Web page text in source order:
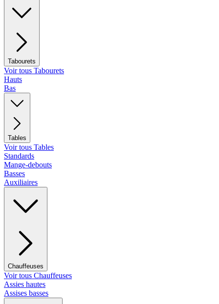
Tabourets
Voir tous Tabourets
Hauts
Bas
Tables
Voir tous Tables
Standards
Mange-debouts
Basses
Auxiliaires
Chauffeuses
Voir tous Chauffeuses
Assies hautes
Assises basses